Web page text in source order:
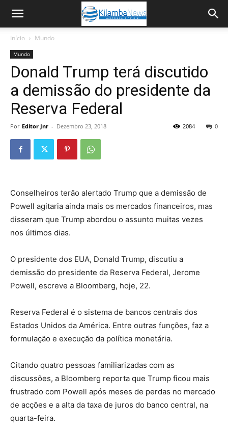
Início Mundo
Mundo
Donald Trump terá discutido
a demissão do presidente da
Reserva Federal
Por Editor Jnr - Dezembro 23, 2018 0
2084
Conselheiros terão alertado Trump que a demissão de
Powell agitaria ainda mais os mercados financeiros, mas
disseram que Trump abordou o assunto muitas vezes
nos últimos dias.
O presidente dos EUA, Donald Trump, discutiu a
demissão do presidente da Reserva Federal, Jerome
Powell, escreve a Bloomberg, hoje, 22.
Reserva Federal é o sistema de bancos centrais dos
Estados Unidos da América. Entre outras funções, faz a
formulação e execução da política monetária.
Citando quatro pessoas familiarizadas com as
discussões, a Bloomberg reporta que Trump ficou mais
frustrado com Powell após meses de perdas no mercado
de acções e a alta da taxa de juros do banco central, na
quarta-feira.